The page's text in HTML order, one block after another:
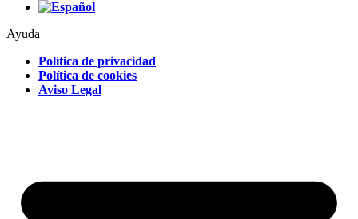
Ayuda
Política de privacidad
Política de cookies
Aviso Legal